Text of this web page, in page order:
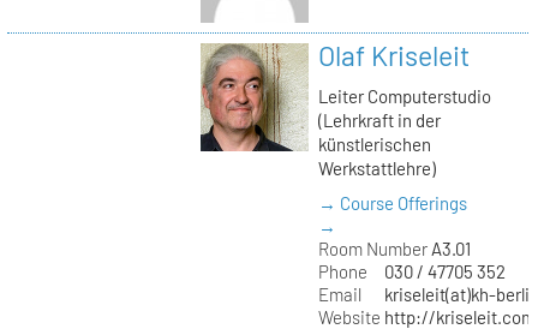
Olaf Kriseleit
Leiter Computerstudio
(Lehrkraft in der
künstlerischen
Werkstattlehre)
→ Course Offerings
→
Room NumberA3.01
Phone
030 / 47705 352
Email
kriseleit(at)kh-
Website http://kriseleit.com